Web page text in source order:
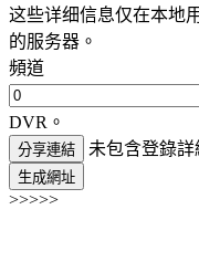
这些详细信息仅在本地
的服务器。
頻道
DVR。
分享連結 未包含登錄詳
生成網址
>>>>>